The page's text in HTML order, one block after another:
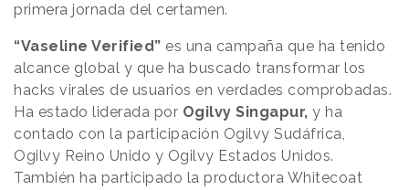
primera jornada del certamen.
“Vaseline Verified” es una campaña que ha tenido
alcance global y que ha buscado transformar los
hacks virales de usuarios en verdades comprobadas.
Ha estado liderada por Ogilvy Singapur, y ha
contado con la participación Ogilvy Sudáfrica,
Ogilvy Reino Unido y Ogilvy Estados Unidos.
También ha participado la productora Whitecoat